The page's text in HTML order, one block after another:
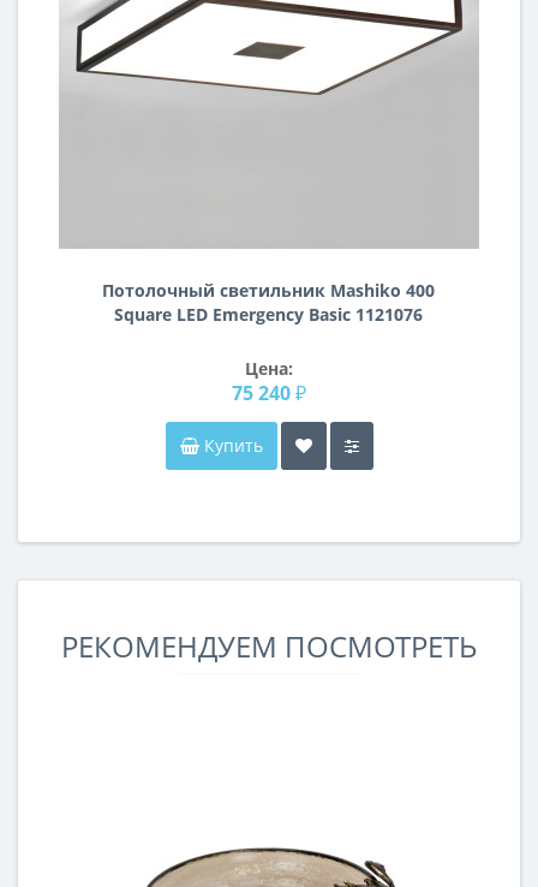
Потолочный светильник Mashiko 400
Square LED Emergency Basic 1121076
Цена:
75 240 ₽
Купить
РЕКОМЕНДУЕМ ПОСМОТРЕТЬ